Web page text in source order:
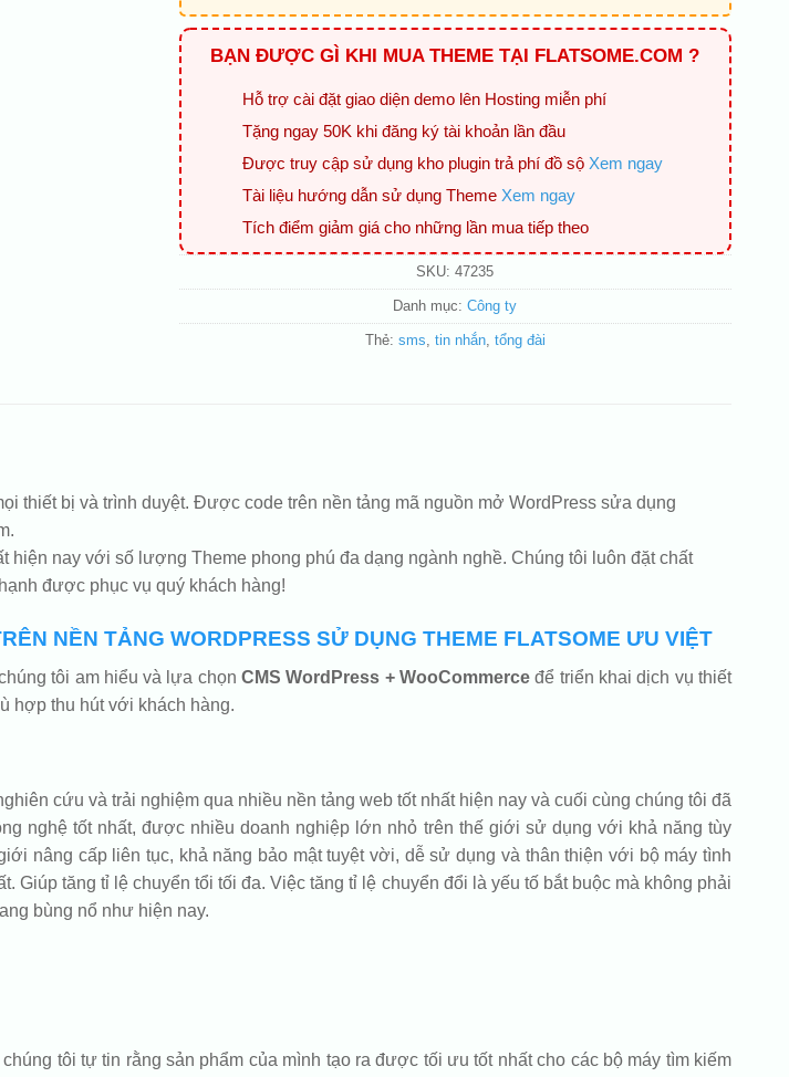
BẠN ĐƯỢC GÌ KHI MUA THEME TẠI FLATSOME.COM ?
Hỗ trợ cài đặt giao diện demo lên Hosting miễn phí
Tặng ngay 50K khi đăng ký tài khoản lần đầu
Được truy cập sử dụng kho plugin trả phí đồ sộ Xem ngay
Tài liệu hướng dẫn sử dụng Theme Xem ngay
Tích điểm giảm giá cho những lần mua tiếp theo
SKU:47235
Danh mục:Công ty
Thẻ: sms tin nhắn, tổng đài
thiết bị và trình duyệt. Được code trên nền tảng mã nguồn mở WordPress sửa dụng
hiện nay với số lượng Theme phong phú đa dạng ngành nghề. Chúng tôi luôn đặt chất
được phục vụ quý khách hàng!
NỀN TẢNG WORDPRESS SỬ DỤNG THEME FLATSOME ƯU VIỆT
tôi am hiểu và lựa chọnCMS WordPress + WooCommerce để triển khai dịch vụ thiết
hợp thu hút với khách hàng.
cứu và trải nghiệm qua nhiều nền tảng web tốt nhất hiện nay và cuối cùng chúng tôi đã
nghệ tốt nhất, được nhiều doanh nghiệp lớn nhỏ trên thế giới sử dụng với khả năng tùy
nâng cấp liên tục, khả năng bảo mật tuyệt vời, dễ sử dụng và thân thiện với bộ máy tình
tăng tỉ lệ chuyển tổi tối đa. Việc tăng tỉ lệ chuyển đổi là yếu tố bắt buộc mà không phải
bùng nổ như hiện nay.
tôi tự tin rằng sản phẩm của mình tạo ra được tối ưu tốt nhất cho các bộ máy tìm kiếm